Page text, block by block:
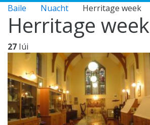
Baile Nuacht Herritage week
Herritage week
27 Iúi